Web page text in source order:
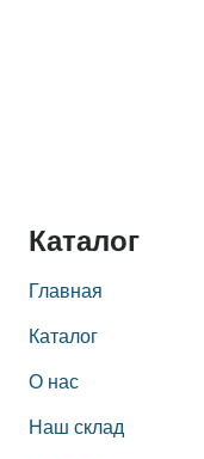
Каталог
Главная
Каталог
О нас
Наш склад